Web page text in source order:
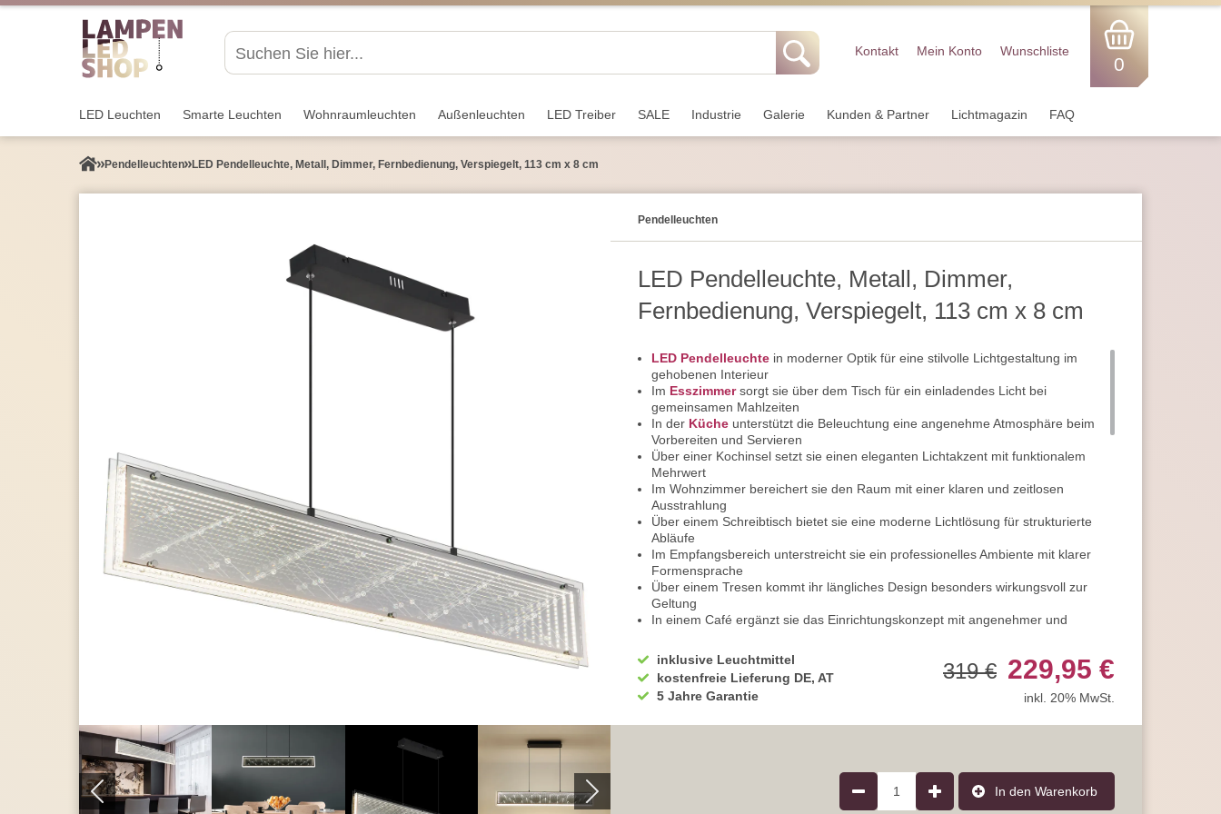
Kontakt Mein Konto Wunschliste
0
LED Leuchten Smarte Leuchten Wohnraum­leuchten Außen­leuchten LED Treiber SALE Industrie Galerie Kunden & Partner Lichtmagazin FAQ
Pendel­leuchten LED Pendelleuchte, Metall, Dimmer, Fernbedienung, Verspiegelt, 113 cm x 8 cm
Pendel­leuchten
LED Pendelleuchte, Metall, Dimmer,
Fernbedienung, Verspiegelt, 113 cm x 8 cm
LED Pendelleuchte in moderner Optik für eine stilvolle Lichtgestaltung im
gehobenen Interieur
Im Esszimmersorgt sie über dem Tisch für ein einladendes Licht bei
gemeinsamen Mahlzeiten
In der Küche unterstützt die Beleuchtung eine angenehme Atmosphäre beim
Vorbereiten und Servieren
Über einer Kochinsel setzt sie einen eleganten Lichtakzent mit funktionalem
Mehrwert
Im Wohnzimmer bereichert sie den Raum mit einer klaren und zeitlosen
Ausstrahlung
Über einem Schreibtisch bietet sie eine moderne Lichtlösung für strukturierte
Abläufe
Im Empfangsbereich unterstreicht sie ein professionelles Ambiente mit klarer
Formensprache
Über einem Tresen kommt ihr längliches Design besonders wirkungsvoll zur
Geltung
In einem Café ergänzt sie das Einrichtungskonzept mit angenehmer und
In einem
Restaurantlässt sich das Licht passend zur Tageszeit und Stimmung
abstimmen
Ausgestattet ist die Pendelleuchte mit einem Farbtemperaturwechsler (CCT) für
eine variable Lichtfarbe nach Bedarf
Kaltweiß empfiehlt sich für Tätigkeiten, bei denen Klarheit und Aufmerksamkeit
inklusive Leuchtmittel
kostenfreie Lieferung DE, AT
5 Jahre Garantie
319 € 229,95 €
inkl. 20% MwSt.
1 In den Warenkorb